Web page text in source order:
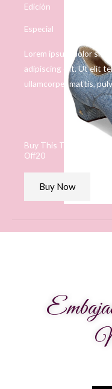
Edición
Especial
Lorem ipsum dolor sit
adipiscing elit. Ut elit
ullamcorper mattis,
Buy This T-shirt At
Off20
Buy Now